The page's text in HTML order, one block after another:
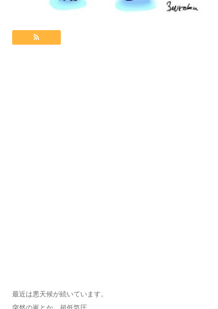
最近は悪天候が続いています。
突然の嵐とか、超低気圧、